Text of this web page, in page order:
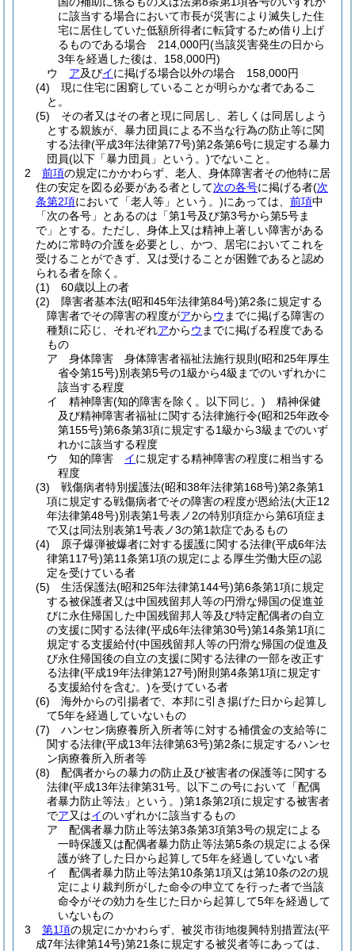
に該当する場合において市長が災害により滅失した住
宅に居住していた低額所得者に転貸するため借り上げ
るものである場合 214,000円(当該災害発生の日から
3年を経過した後は、158,000円)
ウ
ア及びイに掲げる場合以外の場合 158,000円
(4)
現に住宅に困窮していることが明らかな者であるこ
と。
(5)
その者又はその者と現に同居し、若しくは同居しよう
とする親族が、暴力団員による不当な行為の防止等に関
する法律(平成3年法律第77号)第2条第6号に規定する暴力
団員(以下「暴力団員」という。)でないこと。
2
前項の規定にかかわらず、老人、身体障害者その他特に居
住の安定を図る必要がある者として次の各号に掲げる者(次
条第2項において「老人等」という。)にあっては、 前項中
「次の各号」とあるのは「第1号及び第3号から第5号ま
で」とする。 ただし、身体上又は精神上著しい障害がある
ために常時の介護を必要とし、かつ、居宅においてこれを
受けることができず、又は受けることが困難であると認め
られる者を除く。
(1)
60歳以上の者
(2)
障害者基本法(昭和45年法律第84号)第2条に規定する
障害者でその障害の程度がアからウ までに掲げる障害の
種類に応じ、それぞれアからウ までに掲げる程度である
もの
ア
身体障害 身体障害者福祉法施行規則 (昭和25年厚生
省令第15号)別表第5号の1級から4級までのいずれかに
該当する程度
イ
精神障害(知的障害を除く。以下同じ。) 精神保健
及び精神障害者福祉に関する法律施行令(昭和25年政令
第155号)第6条第3項に規定する1級から3級までのいず
れかに該当する程度
ウ
知的障害 イに規定する精神障害の程度に相当する
程度
(3)
戦傷病者特別援護法(昭和38年法律第168号)第2条第1
項に規定する戦傷病者でその障害の程度が恩給法(大正12
年法律第48号)別表第1号表ノ2の特別項症から第6項症ま
で又は同法別表第1号表ノ3の第1款症であるもの
(4)
原子爆弾被爆者に対する援護に関する法律(平成6年法
律第117号)第11条第1項の規定による厚生労働大臣の認
定を受けている者
(5)
生活保護法(昭和25年法律第144号)第6条第1項に規定
する被保護者又は中国残留邦人等の円滑な帰国の促進並
びに永住帰国した中国残留邦人等及び特定配偶者の自立
の支援に関する法律(平成6年法律第30号)第14条第1項に
規定する支援給付(中国残留邦人等の円滑な帰国の促進及
び永住帰国後の自立の支援に関する法律の一部を改正す
る法律(平成19年法律第127号)附則第4条第1項に規定す
る支援給付を含む。)を受けている者
(6)
海外からの引揚者で、本邦に引き揚げた日から起算し
て5年を経過していないもの
(7)
ハンセン病療養所入所者等に対する補償金の支給等に
関する法律(平成13年法律第63号)第2条に規定するハンセ
ン病療養所入所者等
(8)
配偶者からの暴力の防止及び被害者の保護等に関する
法律(平成13年法律第31号。以下この号において「配偶
者暴力防止等法」という。)第1条第2項に規定する被害者
でア又はイのいずれかに該当するもの
ア
配偶者暴力防止等法第3条第3項第3号の規定による
一時保護又は配偶者暴力防止等法第5条の規定による保
護が終了した日から起算して5年を経過していない者
イ
配偶者暴力防止等法第10条第1項又は第10条の2の規
定により裁判所がした命令の申立てを行った者で当該
命令がその効力を生じた日から起算して5年を経過して
いないもの
3
第1項の規定にかかわらず、被災市街地復興特別措置法(平
成7年法律第14号)第21条に規定する被災者等にあっては、